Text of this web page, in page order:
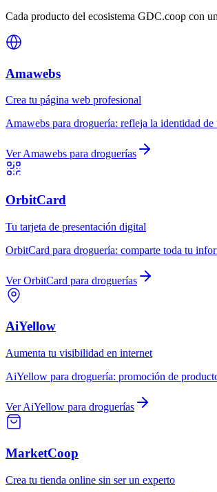
Cada producto del ecosistema GDC.coop con
Amawebs
Crea tu página web profesional
Amawebs para droguería: refleja la identidad
VerAmawebs para droguerías
OrbitCard
Tu tarjeta de presentación digital
OrbitCard para droguería: comparte toda tu
VerOrbitCard para droguerías
AiYellow
Aumenta tu visibilidad en internet
AiYellow para droguería: promoción de
VerAiYellow para droguerías
MarketCoop
Crea tu tienda online sin ser un experto